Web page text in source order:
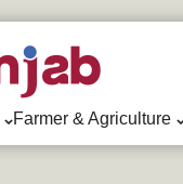
Farmer & Agriculture